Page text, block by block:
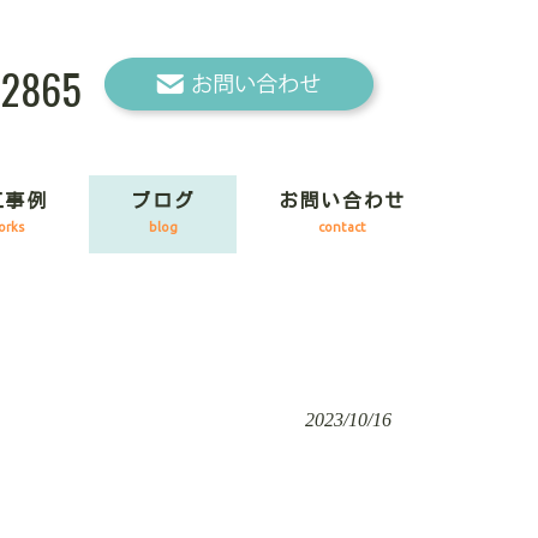
例 ブログ
blog
お問い合わせ
contact
2023/10/16